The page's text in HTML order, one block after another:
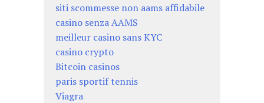
siti scommesse non aams affidabile
casino senza AAMS
meilleur casino sans KYC
casino crypto
Bitcoin casinos
paris sportif tennis
Viagra